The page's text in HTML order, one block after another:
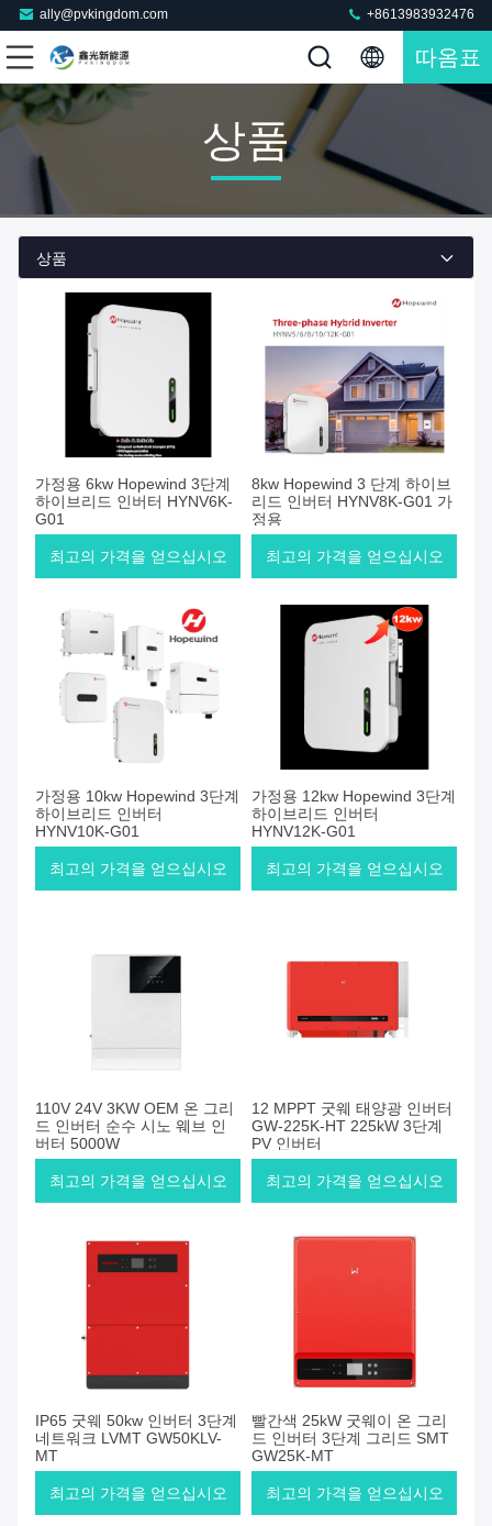
ally@pvkingdom.com +8613983932476
따옴표
상품
상품
가정용 6kw Hopewind 3단계
하이브리드 인버터 HYNV6K-
G01
최고의 가격을 얻으십시오
8kw Hopewind 3 단계 하이브
리드 인버터 HYNV8K-G01 가
정용
최고의 가격을 얻으십시오
가정용 10kw Hopewind 3단계
하이브리드 인버터
HYNV10K-G01
최고의 가격을 얻으십시오
가정용 12kw Hopewind 3단계
하이브리드 인버터
HYNV12K-G01
최고의 가격을 얻으십시오
110V 24V 3KW OEM 온 그리
드 인버터 순수 시노 웨브 인
버터 5000W
최고의 가격을 얻으십시오
12 MPPT 굿웨 태양광 인버터
GW-225K-HT 225kW 3단계
PV 인버터
최고의 가격을 얻으십시오
IP65 굿웨 50kw 인버터 3단계
네트워크 LVMT GW50KLV-
MT
최고의 가격을 얻으십시오
빨간색 25kW 굿웨이 온 그리
드 인버터 3단계 그리드 SMT
GW25K-MT
최고의 가격을 얻으십시오